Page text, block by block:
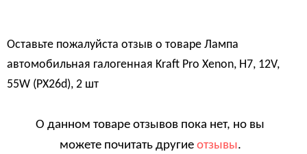
Оставьте пожалуйста отзыв о товаре Лампа
автомобильная галогенная Kraft Pro Xenon, H7, 12V,
55W (PX26d), 2 шт
О данном товаре отзывов пока нет, но вы
можете почитать другие отзывы.